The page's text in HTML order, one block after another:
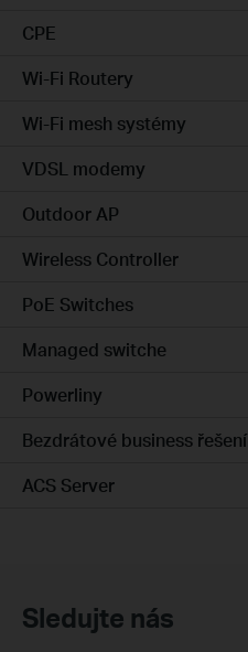
CPE
Wi-Fi Routery
Wi-Fi mesh systémy
VDSL modemy
Outdoor AP
Wireless Controller
PoE Switches
Managed switche
Powerliny
Bezdrátové business řešení
ACS Server
Sledujte nás